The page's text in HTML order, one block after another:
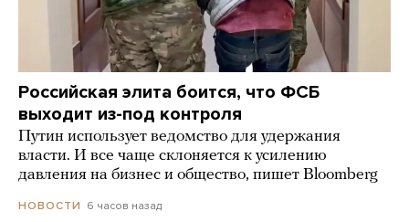
Российская элита боится, что ФСБ
выходит из-под контроля
Путин использует ведомство для удержания
власти. И все чаще склоняется к усилению
давления на бизнес и общество, пишет Bloomberg
НОВОСТИ 6 часов назад